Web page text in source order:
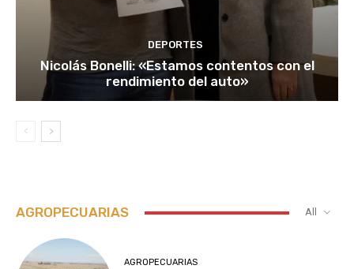
DEPORTES
Nicolás Bonelli: «Estamos contentos con el
rendimiento del auto»
AGROPECUARIAS All
AGROPECUARIAS